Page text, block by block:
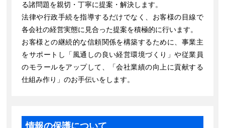
る諸問題を親切・丁寧に提案・解決します。
法律や行政手続を指導するだけでなく、お客様の目線で
各会社の経営実態に見合った提案を積極的に行います。
お客様との継続的な信頼関係を構築するために、事業主
をサポートし「風通しの良い経営環境づくり」や従業員
のモラールをアップして、「会社業績の向上に貢献する
仕組み作り」のお手伝いをします。